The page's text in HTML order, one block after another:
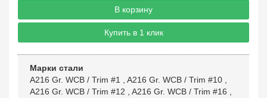
В корзину
Купить в 1 клик
Марки стали
A216 Gr. WCB / Trim #1
A216 Gr. WCB / Trim #10
A216 Gr. WCB / Trim #12
A216 Gr. WCB / Trim #16